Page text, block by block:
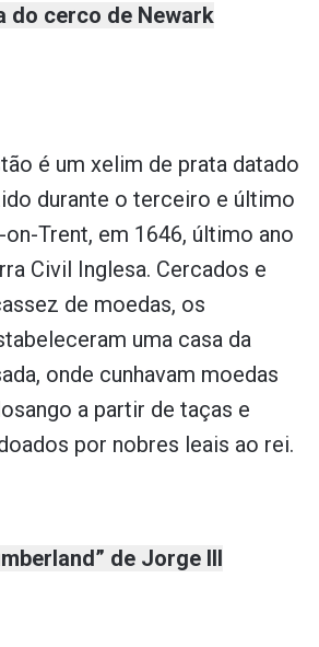
do cerco de Newark
é um xelim de prata datado
durante o terceiro e último
Trent, em 1646, último ano
Civil Inglesa. Cercados e
de moedas, os
uma casa da
onde cunhavam moedas
a partir de taças e
por nobres leais ao rei.
de Jorge III